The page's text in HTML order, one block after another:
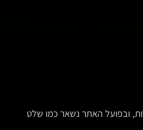
ובפועל האתר נשאר כמו שלט